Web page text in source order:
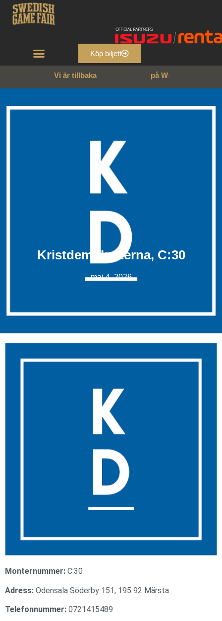
Köp biljett
Vi är tillbaka på We
Kristdemokraterna, C:30
maj 4, 2026
Monternummer: C:30
Adress: Odensala Söderby 151, 195 92 Märsta
Telefonnummer: 0721415489